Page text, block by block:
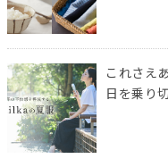
これさえ
日を乗り